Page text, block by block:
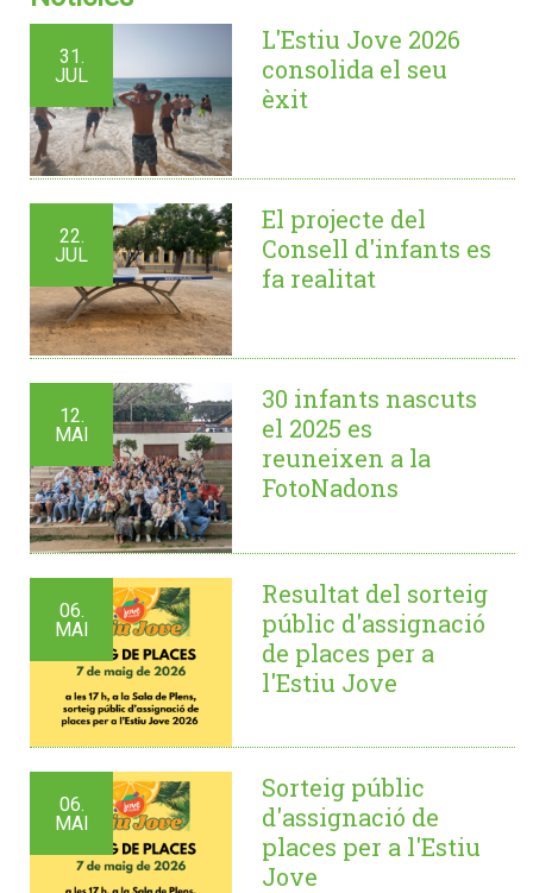
31.
JUL
L'Estiu Jove 2026
consolida el seu
èxit
22.
JUL
El projecte del
Consell d'infants es
fa realitat
12.
MAI
30 infants nascuts
el 2025 es
reuneixen a la
FotoNadons
06.
MAI
Resultat del sorteig
públic d'assignació
de places per a
l'Estiu Jove
06.
MAI
Sorteig públic
d'assignació de
places per a l'Estiu
Jove